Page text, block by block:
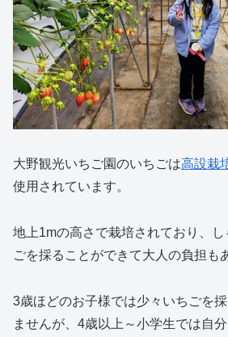
大野観光いちご園のいちごは高設栽
使用されています。
地上1mの高さで栽培されており、
ごを採ることができて大人の負担も
3歳ほどのお子様では少々いちごを
ませんが、4歳以上～小学生では自